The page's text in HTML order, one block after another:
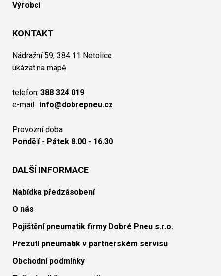
Výrobci
KONTAKT
Nádražní 59, 384 11 Netolice
ukázat na mapě
telefon: 388 324 019
e-mail: info@dobrepneu.cz
Provozní doba
Pondělí - Pátek 8.00 - 16.30
DALŠÍ INFORMACE
Nabídka předzásobení
O nás
Pojištění pneumatik firmy Dobré Pneu s.r.o.
Přezutí pneumatik v partnerském servisu
Obchodní podmínky